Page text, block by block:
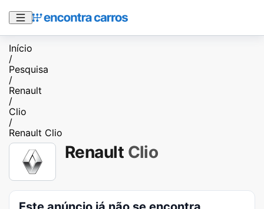
Início
/
Pesquisa
/
Renault
/
Clio
/
Renault Clio
Renault Clio